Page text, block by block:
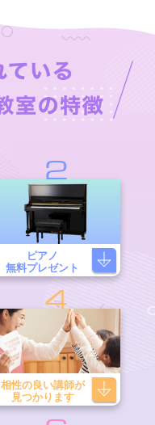
2
ピアノ
無料プレゼント
4
相性の良い講師が
見つかります